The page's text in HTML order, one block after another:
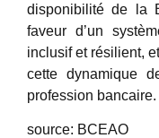
disponibilité de la
faveur d’un
inclusif et résilient,
cette dynamique
profession bancaire.
source: BCEAO